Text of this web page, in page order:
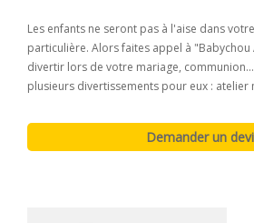
Les enfants ne seront pas à l'aise dans
particulière. Alors faites appel à
divertir lors de votre mariage,
plusieurs divertissements pour eux : atelier